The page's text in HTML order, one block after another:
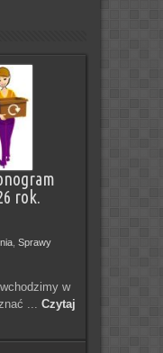
rok.
, Sprawy
w
... Czytaj